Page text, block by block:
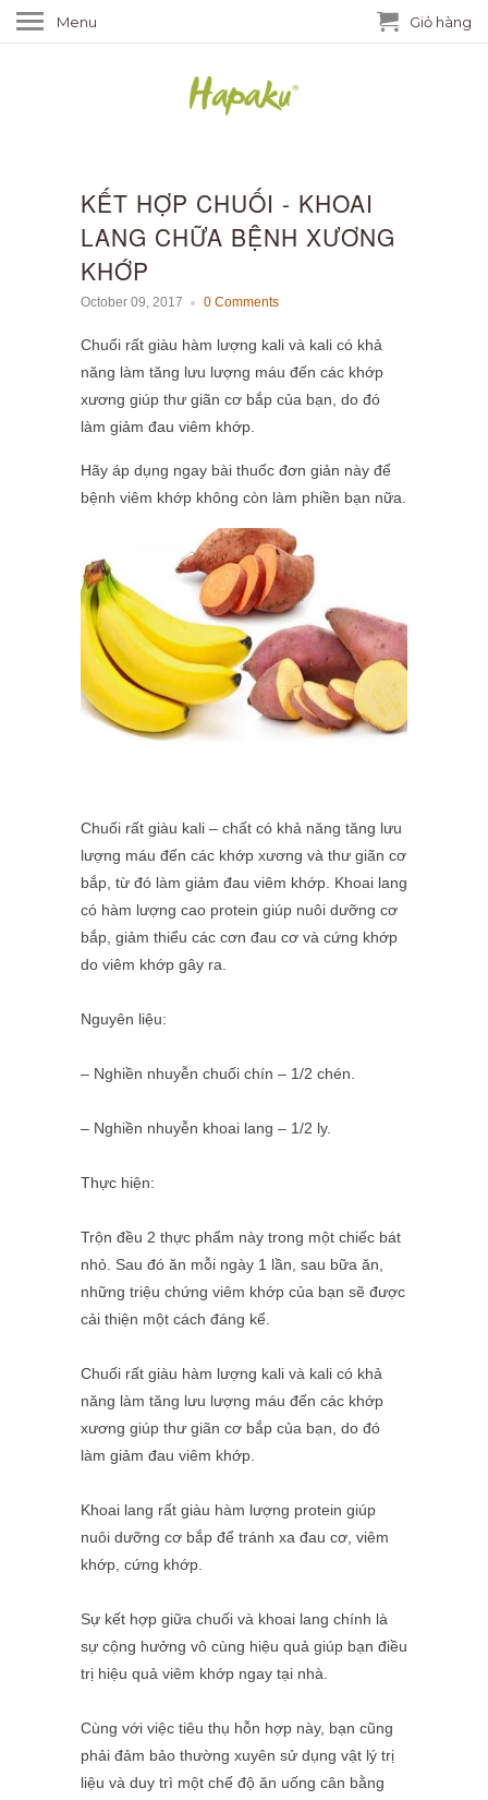
KẾT HỢP CHUỐI - KHOAI
LANG CHỮA BỆNH XƯƠNG
KHỚP
October 09, 2017 0 Comments
Chuối rất giàu hàm lượng kali và kali có khả
năng làm tăng lưu lượng máu đến các khớp
xương giúp thư giãn cơ bắp của bạn, do đó
làm giảm đau viêm khớp.
Hãy áp dụng ngay bài thuốc đơn giản này để
bệnh viêm khớp không còn làm phiền bạn nữa.
Chuối rất giàu kali – chất có khả năng tăng lưu
lượng máu đến các khớp xương và thư giãn cơ
bắp, từ đó làm giảm đau viêm khớp. Khoai lang
có hàm lượng cao protein giúp nuôi dưỡng cơ
bắp, giảm thiểu các cơn đau cơ và cứng khớp
do viêm khớp gây ra.
Nguyên liệu:
– Nghiền nhuyễn chuối chín – 1/2 chén.
– Nghiền nhuyễn khoai lang – 1/2 ly.
Thực hiện:
Trộn đều 2 thực phẩm này trong một chiếc bát
nhỏ. Sau đó ăn mỗi ngày 1 lần, sau bữa ăn,
những triệu chứng viêm khớp của bạn sẽ được
cải thiện một cách đáng kể.
Chuối rất giàu hàm lượng kali và kali có khả
năng làm tăng lưu lượng máu đến các khớp
xương giúp thư giãn cơ bắp của bạn, do đó
làm giảm đau viêm khớp.
Khoai lang rất giàu hàm lượng protein giúp
nuôi dưỡng cơ bắp để tránh xa đau cơ, viêm
khớp, cứng khớp.
Sự kết hợp giữa chuối và khoai lang chính là
sự cộng hưởng vô cùng hiệu quả giúp bạn điều
trị hiệu quả viêm khớp ngay tại nhà.
Cùng với việc tiêu thụ hỗn hợp này, bạn cũng
phải đảm bảo thường xuyên sử dụng vật lý trị
liệu và duy trì một chế độ ăn uống cân bằng
Menu Giỏ hàng